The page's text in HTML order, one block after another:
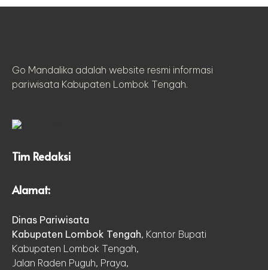
Go Mandalika adalah website resmi informasi
pariwisata Kabupaten Lombok Tengah.
Tim Redaksi
Alamat:
Dinas Pariwisata
Kabupaten Lombok Tengah, Kantor Bupati
Kabupaten Lombok Tengah,
Jalan Raden Puguh, Praya,